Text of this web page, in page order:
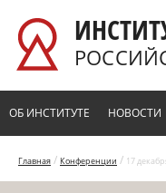
ОБ ИНСТИТУТЕ НОВОСТИ
Главная / Конференции / 17